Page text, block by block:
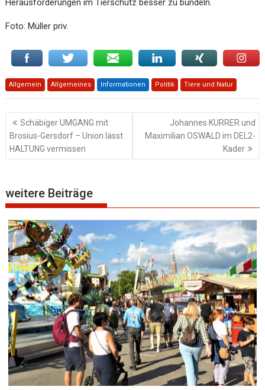
Foto: Müller priv.
Allgemein Allgemeines Informationen Politik Tiere und Natur
Beitragsnavigation
Schäbiger UMGANG mit
Brosius-Gersdorf – Union lässt
HALTUNG vermissen
Johannes KURRER und
Maximilian OSWALD im DEL2-
Kader
weitere Beiträge